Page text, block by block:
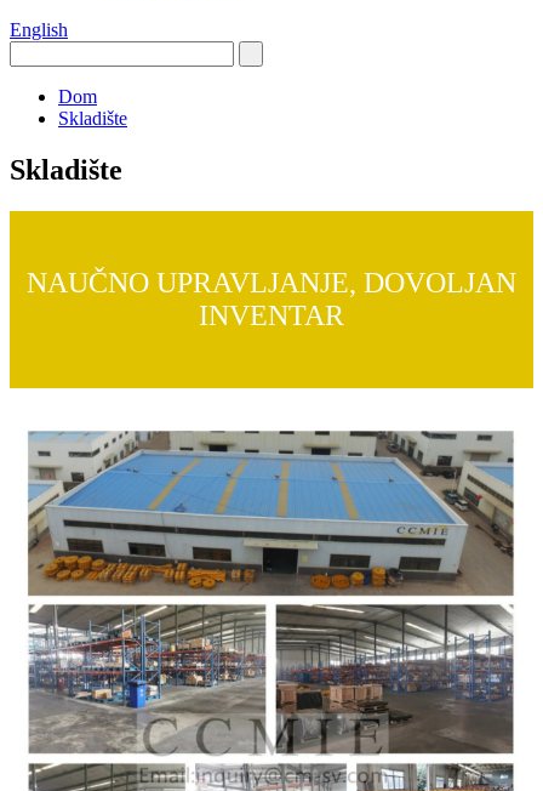
English
Dom
Skladište
Skladište
NAUČNO UPRAVLJANJE, DOVOLJAN
INVENTAR